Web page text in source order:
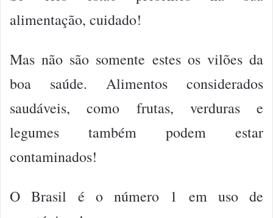
alimentação, cuidado!
Mas não são somente estes os vilões da
boa saúde. Alimentos considerados
saudáveis, como frutas, verduras e
legumes também podem estar
contaminados!
O Brasil é o número 1 em uso de